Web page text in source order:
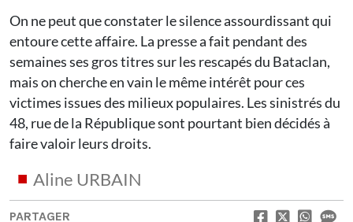
On ne peut que constater le silence assourdissant qui
entoure cette affaire. La presse a fait pendant des
semaines ses gros titres sur les rescapés du Bataclan,
mais on cherche en vain le même intérêt pour ces
victimes issues des milieux populaires. Les sinistrés du
48, rue de la République sont pourtant bien décidés à
faire valoir leurs droits.
Aline URBAIN
PARTAGER